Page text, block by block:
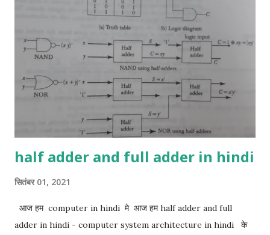
half adder and full adder in hindi
सितंबर 01, 2021
आज हम computer in hindi मे आज हम half adder and full
adder in hindi - computer system architecture in hindi के